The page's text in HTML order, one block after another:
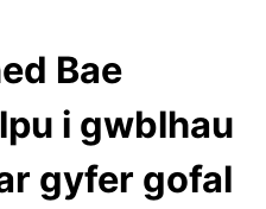
Bae
i gwblhau
gyfer gofal